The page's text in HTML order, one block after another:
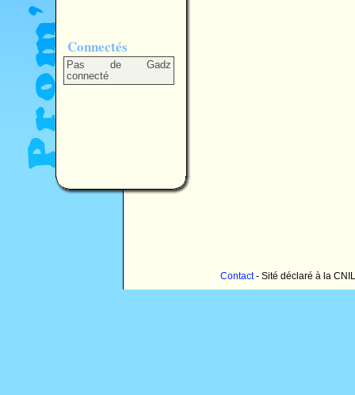
Contact- Sité déclaré à la
Connectés
Pas de Gadz
connecté